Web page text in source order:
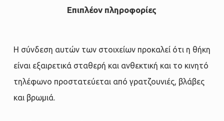
Επιπλέον πληροφορίες
Η σύνδεση αυτών των στοιχείων προκαλεί ότι η θήκη
είναι εξαιρετικά σταθερή και ανθεκτική και το κινητό
τηλέφωνο προστατεύεται από γρατζουνιές, βλάβες
και βρωμιά.